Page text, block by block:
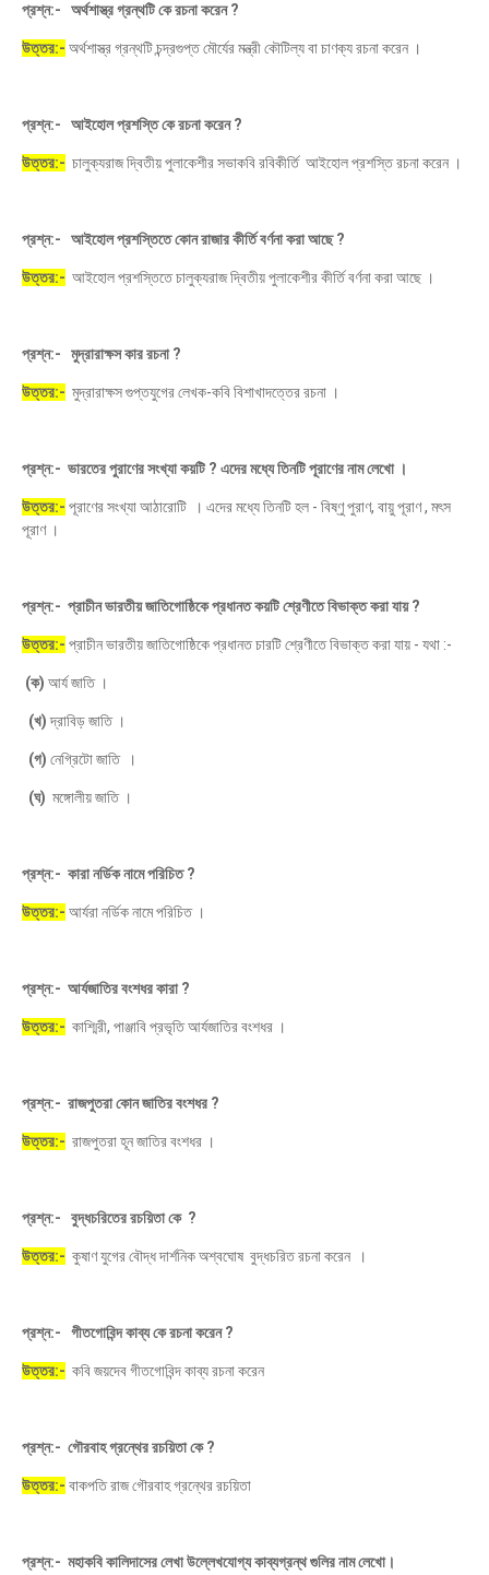
প্রশ্ন:- অর্থশাস্ত্র গ্রন্থটি কে রচনা করেন ?
উত্তর:- অর্থশাস্ত্র গ্রন্থটি চন্দ্রগুপ্ত মৌর্যের মন্ত্রী কৌটিল্য বা চাণক্য রচনা করেন ।
প্রশ্ন:- আইহোল প্রশস্তি কে রচনা করেন ?
উত্তর:- চালুক্যরাজ দ্বিতীয় পুলাকেশীর সভাকবি রবিকীর্তি আইহোল প্রশস্তি রচনা করেন ।
প্রশ্ন:- আইহোল প্রশস্তিতে কোন রাজার কীর্তি বর্ণনা করা আছে ?
উত্তর:- আইহোল প্রশস্তিতে চালুক্যরাজ দ্বিতীয় পুলাকেশীর কীর্তি বর্ণনা করা আছে ।
প্রশ্ন:- মুদ্রারাক্ষস কার রচনা ?
উত্তর:- মুদ্রারাক্ষস গুপ্তযুগের লেখক-কবি বিশাখাদত্তের রচনা ।
প্রশ্ন:- ভারতের পুরাণের সংখ্যা কয়টি ? এদের মধ্যে তিনটি পূরাণের নাম লেখো ।
উত্তর:- পূরাণের সংখ্যা আঠারোটি । এদের মধ্যে তিনটি হল - বিষ্ণু পুরাণ, বায়ু পূরাণ , মৎস
পূরাণ ।
প্রশ্ন:- প্রাচীন ভারতীয় জাতিগোষ্ঠিকে প্রধানত কয়টি শ্রেণীতে বিভাক্ত করা যায় ?
উত্তর:- প্রাচীন ভারতীয় জাতিগোষ্ঠিকে প্রধানত চারটি শ্রেণীতে বিভাক্ত করা যায় - যথা :-
(ক) আর্য জাতি ।
(খ)দ্রাবিড় জাতি ।
(গ) নেগ্রিটো জাতি ।
(ঘ) মঙ্গোলীয় জাতি ।
প্রশ্ন:- কারা নর্ডিক নামে পরিচিত ?
উত্তর:- আর্যরা নর্ডিক নামে পরিচিত ।
প্রশ্ন:- আর্যজাতির বংশধর কারা ?
উত্তর:- কাশ্মিরী, পাঞ্জাবি প্রভৃতি আর্যজাতির বংশধর ।
প্রশ্ন:- রাজপুতরা কোন জাতির বংশধর ?
উত্তর:- রাজপুতরা হূন জাতির বংশধর ।
প্রশ্ন:- বুদ্ধচরিতের রচয়িতা কে ?
উত্তর:- কুষাণ যুগের বৌদ্ধ দার্শনিক অশ্বঘোষ বুদ্ধচরিত রচনা করেন ।
প্রশ্ন:- গীতগোবিন্দ কাব্য কে রচনা করেন ?
উত্তর:- কবি জয়দেব গীতগোবিন্দ কাব্য রচনা করেন
প্রশ্ন:- গৌরবাহ গ্রন্থের রচয়িতা কে ?
উত্তর:- বাকপতি রাজ গৌরবাহ গ্রন্থের রচয়িতা
প্রশ্ন:- মহাকবি কালিদাসের লেখা উল্লেখযোগ্য কাব্যগ্রন্থ গুলির নাম লেখো।